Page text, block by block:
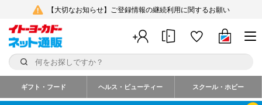
【大切なお知らせ】ご登録情報の継続利用に関するお願い
ギフト・フード ヘルス・ビューティー スクール・ホビー